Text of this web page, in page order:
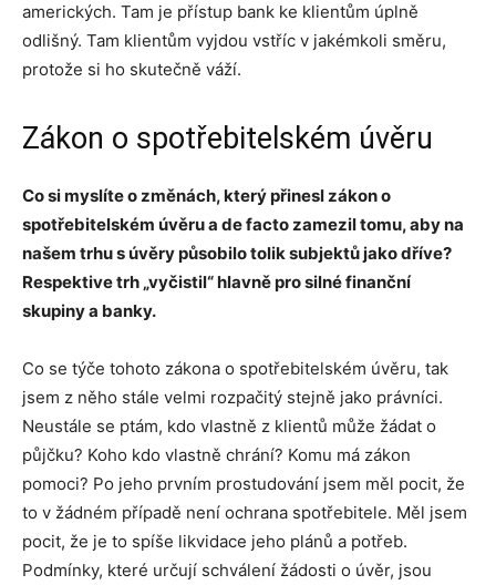
amerických. Tam je přístup bank ke klientům úplně
odlišný. Tam klientům vyjdou vstříc v jakémkoli směru,
protože si ho skutečně váží.
Zákon o spotřebitelském úvěru
Co si myslíte o změnách, který přinesl zákon o
spotřebitelském úvěru a de facto zamezil tomu, aby na
našem trhu s úvěry působilo tolik subjektů jako dříve?
Respektive trh „vyčistil“ hlavně pro silné finanční
skupiny a banky.
Co se týče tohoto zákona o spotřebitelském úvěru, tak
jsem z něho stále velmi rozpačitý stejně jako právníci.
Neustále se ptám, kdo vlastně z klientů může žádat o
půjčku? Koho kdo vlastně chrání? Komu má zákon
pomoci? Po jeho prvním prostudování jsem měl pocit, že
to v žádném případě není ochrana spotřebitele. Měl jsem
pocit, že je to spíše likvidace jeho plánů a potřeb.
Podmínky, které určují schválení žádosti o úvěr, jsou